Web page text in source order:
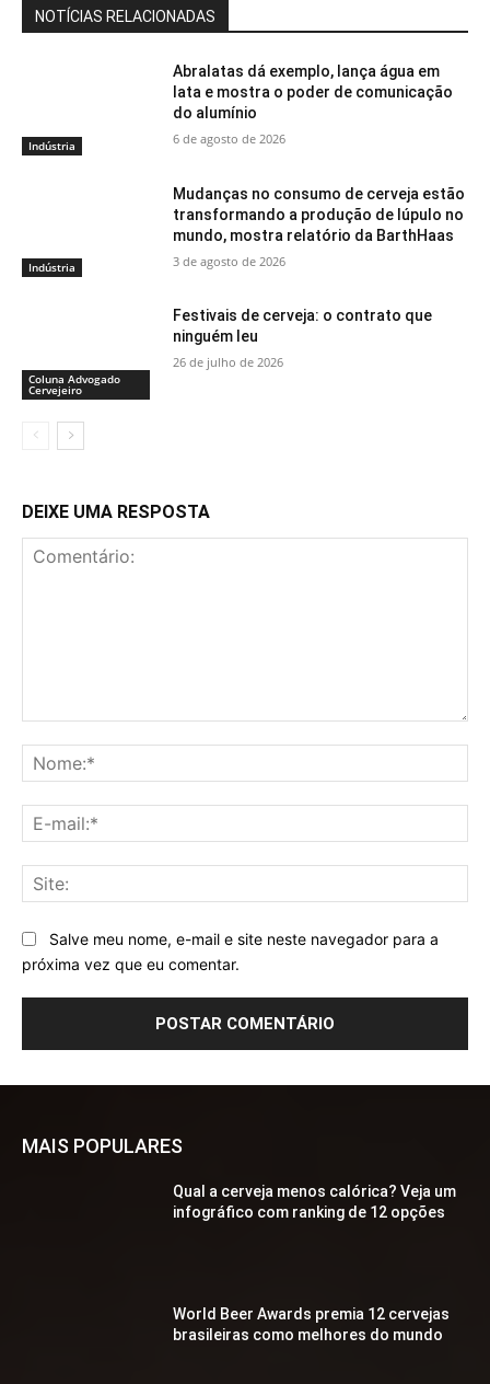
NOTÍCIAS RELACIONADAS
Indústria
Abralatas dá exemplo, lança água em
lata e mostra o poder de comunicação
do alumínio
6 de agosto de 2026
Indústria
Mudanças no consumo de cerveja estão
transformando a produção de lúpulo no
mundo, mostra relatório da BarthHaas
3 de agosto de 2026
Coluna Advogado
Cervejeiro
Festivais de cerveja: o contrato que
ninguém leu
26 de julho de 2026
DEIXE UMA RESPOSTA
Salve meu nome, e-mail e site neste navegador para a
próxima vez que eu comentar.
MAIS POPULARES
Qual a cerveja menos calórica? Veja um
infográfico com ranking de 12 opções
World Beer Awards premia 12 cervejas
brasileiras como melhores do mundo